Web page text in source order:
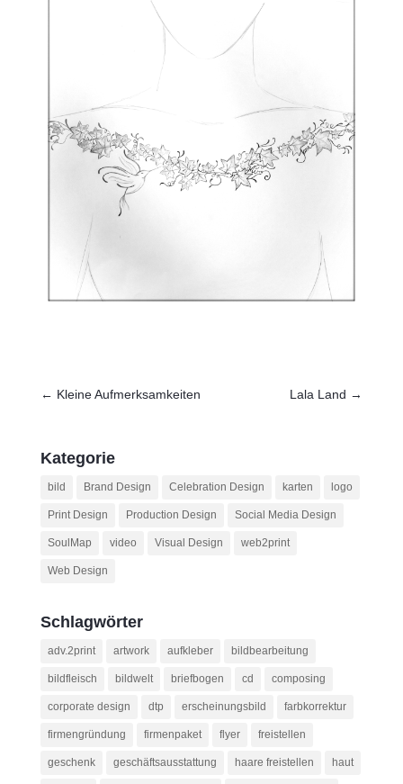
← Kleine Aufmerksamkeiten Lala Land →
Kategorie
bild Brand Design Celebration Design karten logo
Print Design Production Design Social Media Design
SoulMap video Visual Design web2print
Web Design
Schlagwörter
adv.2print artwork aufkleber bildbearbeitung
bildfleisch bildwelt briefbogen cd composing
corporate design dtp erscheinungsbild farbkorrektur
firmengründung firmenpaket flyer freistellen
geschenk geschäftsausstattung haare freistellen haut